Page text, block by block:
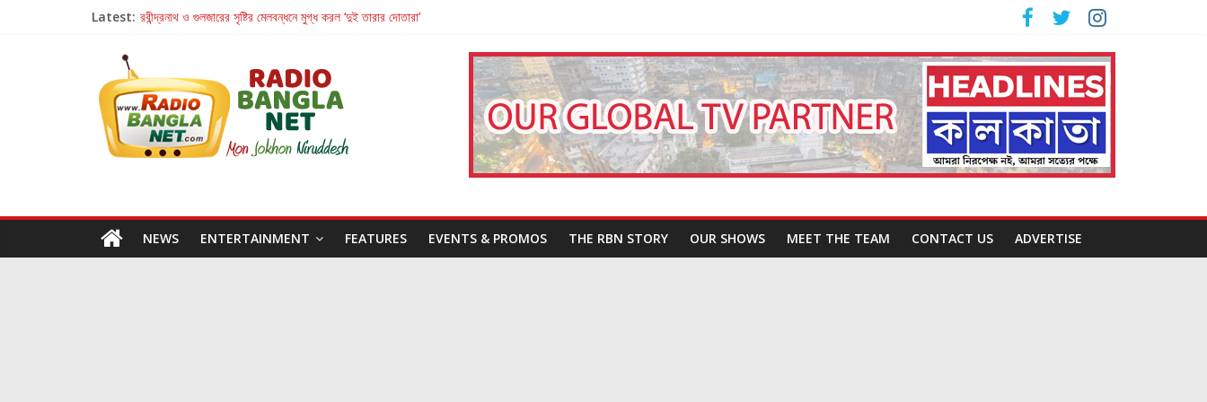
Latest: রবীন্দ্রনাথ ও গুলজারের সৃষ্টির মেলবন্ধনে মুগ্ধ করল ‘দুই তারার দোতারা’
Retribution: A Thought-Provoking Short Film That Challenges Our Understanding of Justice
হাওয়া বদলের টলিউডে ‘তুমি এলে তাই’
NEWS ENTERTAINMENT FEATURES EVENTS & PROMOS THE RBN STORY OUR SHOWS MEET THE TEAM CONTACT US ADVERTISE